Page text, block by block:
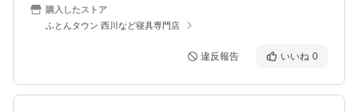
購入したストア
ふとんタウン 西川など寝具専門店
違反報告 いいね 0